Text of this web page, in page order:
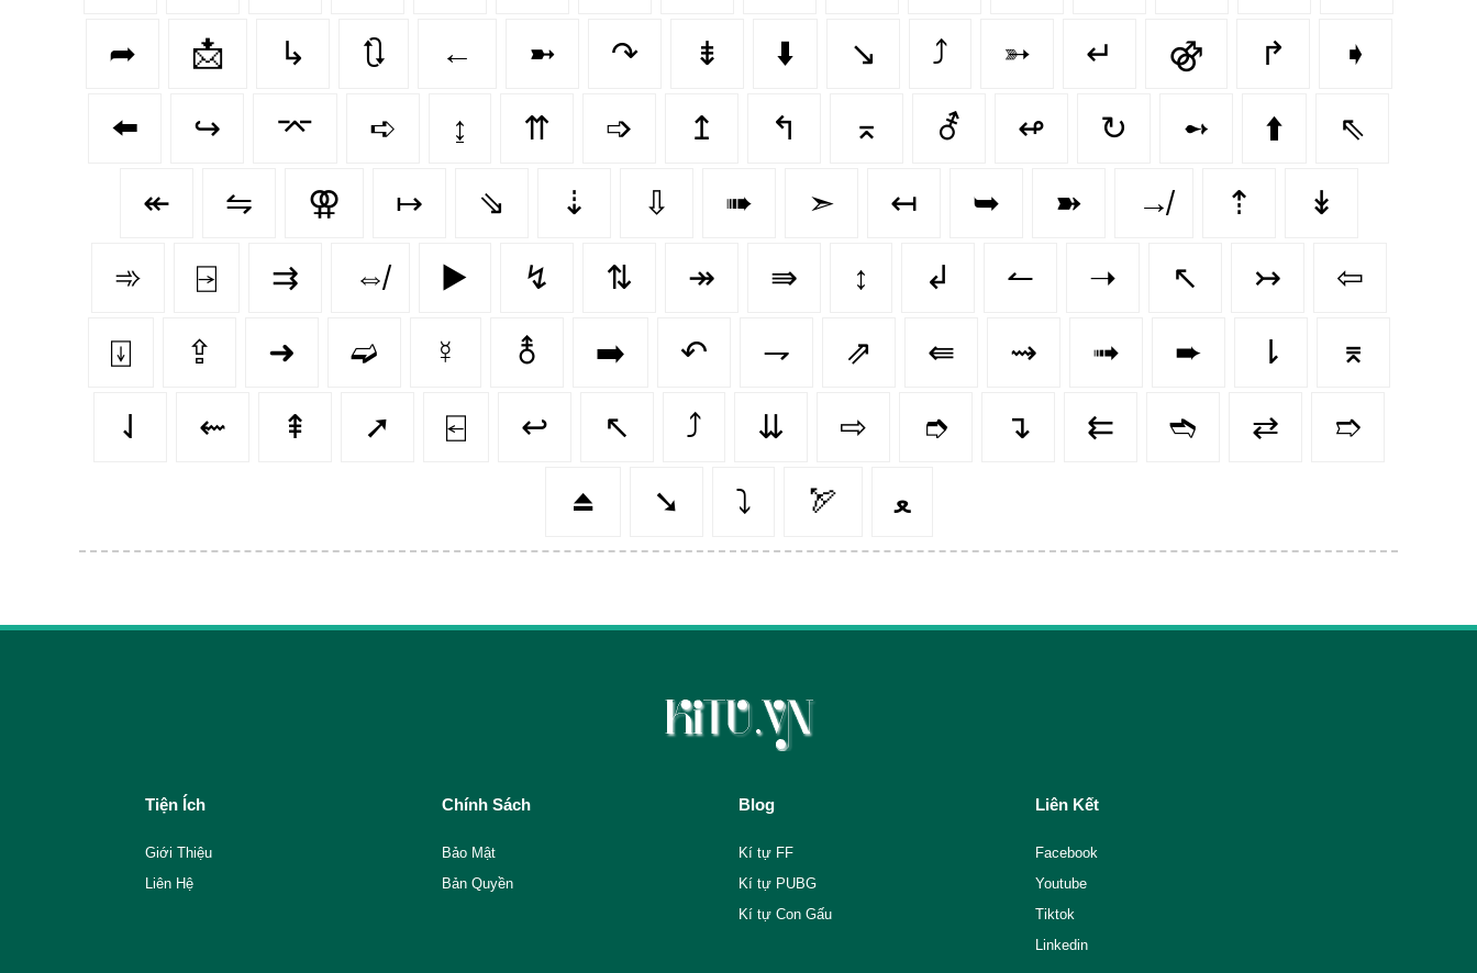
➦ 📩 ↳ 🔃 ← ➼ ↷ ⇟ ⬇️ ↘ ⤴ ➳ ↵ ⚣ ↱ ➧
⬅️ ↪️ ⌤ ➪ ↨ ⇈ ➩ ↥ ↰ ⌅ ⚦ ↫ ↻ ➻ ⬆️ ⇖
↞ ⇋ ⚢ ↦ ⇘ ⇣ ⇩ ➠ ➣ ↤ ➥ ➽ ↛ ⇡ ↡
➾ ⍈ ⇉ ⇎ ▶️ ↯ ⇅ ↠ ⇛ ↕️ ↲ ↼ ➝ ↖ ↣ ⇦
⍗ ⇪ ➜ ➫ ☿ ⚨ ➡️ ↶ ⇁ ⇗ ⇚ ⇝ ➟ ➨ ⇂ ⌆
⇃ ⇜ ⇞ ➚ ⍇ ↩️ ↖️ ⤴️ ⇊ ⇨ ➮ ↴ ⇇ ➬ ⇄ ➱
⏏️ ➘ ⤵️ 🏹 ﻌ
Tiện Ích
Giới Thiệu
Liên Hệ
Chính Sách
Bảo Mật
Bản Quyền
Blog
Kí tự FF
Kí tự PUBG
Kí tự Con Gấu
Liên Kết
Facebook
Youtube
Tiktok
Linkedin